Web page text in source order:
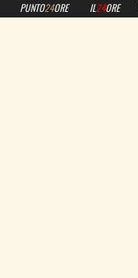
PUNTO24ORE IL24ORE